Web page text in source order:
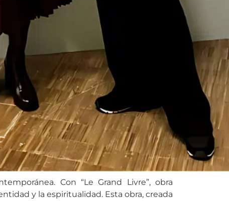
Con “Le Grand Livre”, obra
y la espiritualidad. Esta obra, creada